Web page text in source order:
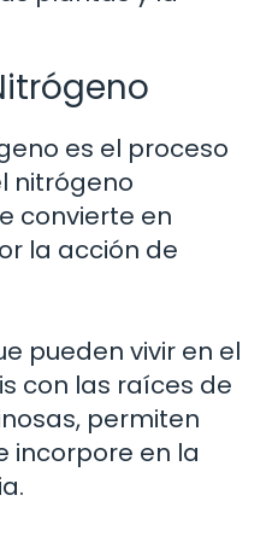
es el proceso
nitrógeno
convierte en
la acción de
pueden vivir en el
con las raíces de
permiten
incorpore en la